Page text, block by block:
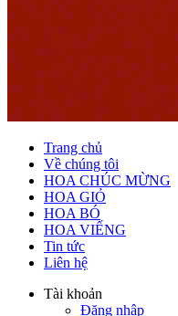
Trang chủ
Về chúng tôi
HOA CHÚC MỪNG
HOA GIỎ
HOA BÓ
HOA VIẾNG
Tin tức
Liên hệ
Tài khoản
Đăng nhập